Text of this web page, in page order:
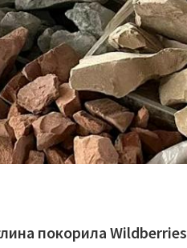
покорила Wildberries